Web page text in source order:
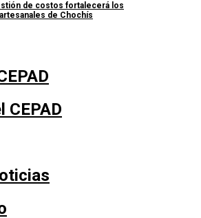
de costos fortalecerá los
de Chochís
CEPAD